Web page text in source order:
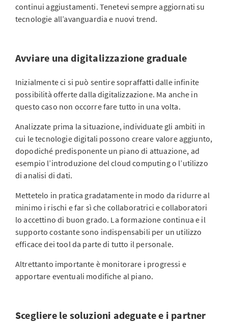
continui aggiustamenti. Tenetevi sempre aggiornati su
tecnologie all’avanguardia e nuovi trend.
Avviare una digitalizzazione graduale
Inizialmente ci si può sentire sopraffatti dalle infinite
possibilità offerte dalla digitalizzazione. Ma anche in
questo caso non occorre fare tutto in una volta.
Analizzate prima la situazione, individuate gli ambiti in
cui le tecnologie digitali possono creare valore aggiunto,
dopodiché predisponente un piano di attuazione, ad
esempio l’introduzione del cloud computing o l’utilizzo
di analisi di dati.
Mettetelo in pratica gradatamente in modo da ridurre al
minimo i rischi e far sì che collaboratrici e collaboratori
lo accettino di buon grado. La formazione continua e il
supporto costante sono indispensabili per un utilizzo
efficace dei tool da parte di tutto il personale.
Altrettanto importante è monitorare i progressi e
apportare eventuali modifiche al piano.
Scegliere le soluzioni adeguate e i partner